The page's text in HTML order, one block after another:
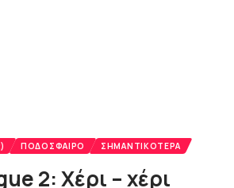
ΠΟΔΌΣΦΑΙΡΟ ΣΗΜΑΝΤΙΚΌΤΕΡΑ
2: Χέρι – χέρι